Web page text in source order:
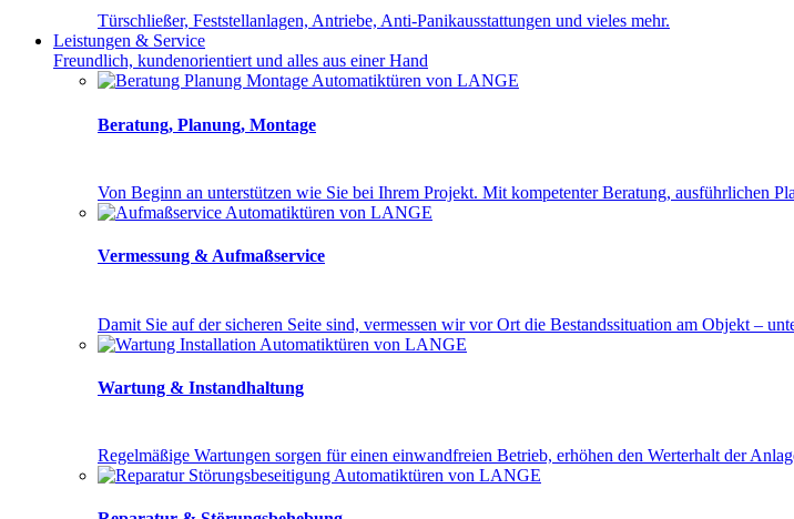
Türschließer, Feststellanlagen, Antriebe, Anti-Panikausstattungen und vieles mehr.
Leistungen & Service
Freundlich, kundenorientiert und alles aus einer Hand
Beratung, Planung, Montage
Von Be­ginn an un­ter­stüt­zen wie Sie bei Ih­rem Pro­jekt. Mit kom­pe­ten­ter Be­ra­tung, aus­führ­li­chen
Vermessung & Aufmaßservice
Da­mit Sie auf der si­che­ren Sei­te sind, ver­mes­sen wir vor Ort die Be­stands­si­tua­ti­on am Ob­jekt –
Wartung & Instandhaltung
Re­gel­mä­ßi­ge War­tun­gen sor­gen für ei­nen ein­wand­frei­en Be­trieb, er­hö­hen den Wert­er­halt der